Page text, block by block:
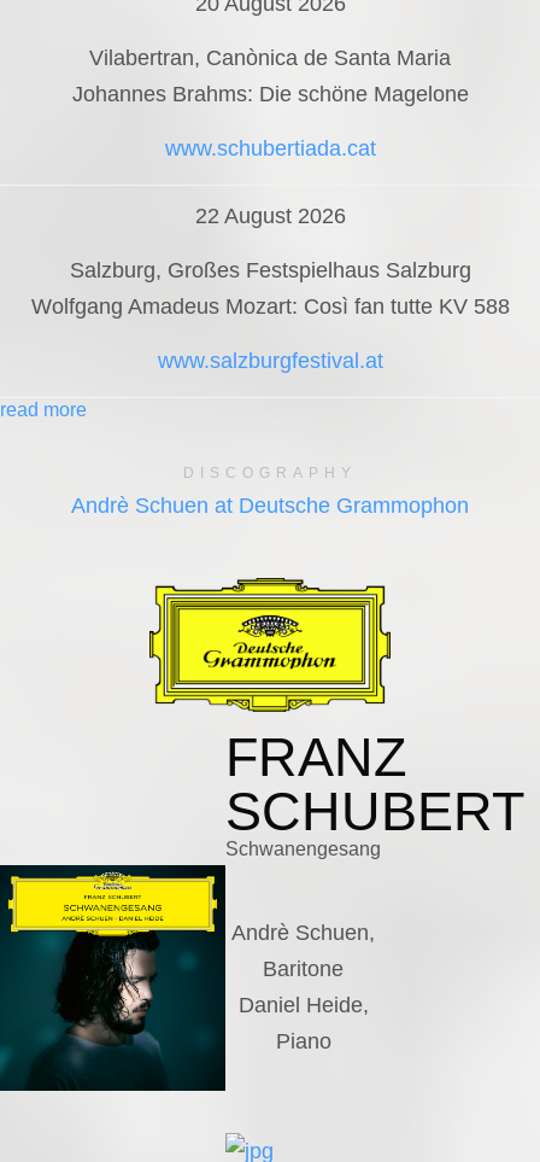
Vilabertran, Canònica de Santa Maria
Johannes Brahms: Die schöne Magelone
www.schubertiada.cat
22 August 2026
Salzburg, Großes Festspielhaus Salzburg
Wolfgang Amadeus Mozart: Così fan tutte KV 588
www.salzburgfestival.at
read more
DISCOGRAPHY
Andrè Schuen at Deutsche Grammophon
FRANZ
SCHUBERT
Schwanengesang
Andrè Schuen,
Baritone
Daniel Heide,
Piano